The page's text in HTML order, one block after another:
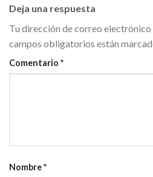
Deja una respuesta
Tu dirección de correo electrónico
campos obligatorios están
Comentario *
Nombre*